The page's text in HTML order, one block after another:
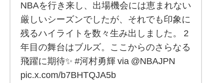
NBAを行き来し、出場機会には恵まれない
厳しいシーズンでしたが、それでも印象に
残るハイライトを数々生み出しました。 2
年目の舞台はブルズ。ここからのさらなる
飛躍に期待✨ #河村勇輝 via @NBAJPN
pic.x.com/b7BHTQJA5b